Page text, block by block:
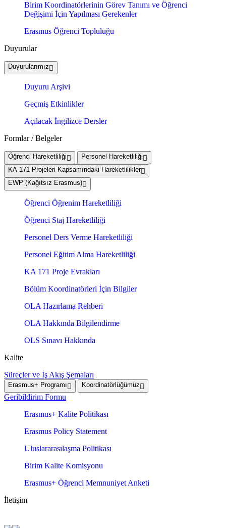
Birim Koordinatörlerinin Görev Tanımı ve Öğrenci
Değişimi İçin Yapılması Gerekenler
Erasmus Öğrenci Topluluğu
Duyurular
Duyurularımız
Duyuru Arşivi
Geçmiş Etkinlikler
Açılacak İngilizce Dersler
Formlar / Belgeler
Öğrenci Hareketliliği
Personel Hareketliliği
KA 171 Projeleri Kapsamındaki Hareketlilikler
EWP (Kağıtsız Erasmus)
Öğrenci Öğrenim Hareketliliği
Öğrenci Staj Hareketliliği
Personel Ders Verme Hareketliliği
Personel Eğitim Alma Hareketliliği
KA 171 Proje Evrakları
Bölüm Koordinatörleri İçin Bilgiler
OLA Hazırlama Rehberi
OLA Hakkında Bilgilendirme
OLS Sınavı Hakkında
Kalite
Süreçler ve İş Akış Şemaları
Erasmus+ Programı Koordinatörlüğümüz
Geribildirim Formu
Erasmus+ Kalite Politikası
Erasmus Policy Statement
Uluslararasılaşma Politikası
Birim Kalite Komisyonu
Erasmus+ Öğrenci Memnuniyet Anketi
İletişim